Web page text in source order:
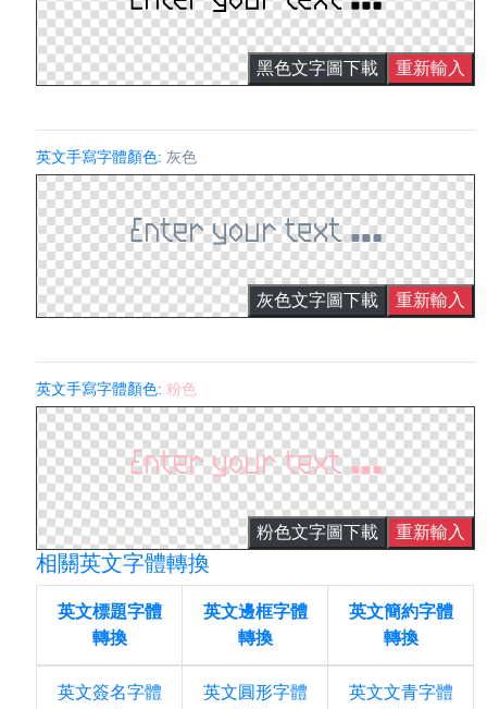
黑色文字圖下載 重新輸入
英文手寫字體顏色: 灰色
灰色文字圖下載 重新輸入
英文手寫字體顏色: 粉色
粉色文字圖下載 重新輸入
相關英文字體轉換
英文標題字體
轉換
英文邊框字體
轉換
英文簡約字體
轉換
英文簽名字體
英文圓形字體
英文文青字體